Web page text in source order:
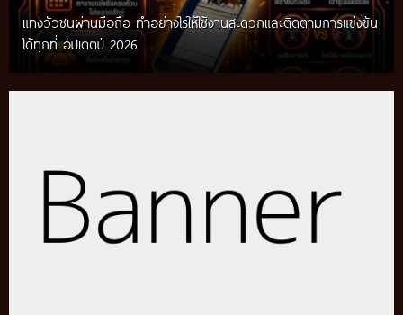
แทงวัวชนผ่านมือถือ ทำอย่างไรให้ใช้งานสะดวกและติดตามการแข่งขัน
ได้ทุกที่ อัปเดตปี 2026